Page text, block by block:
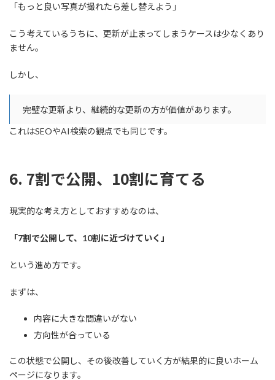
「もっと良い写真が撮れたら差し替えよう」
こう考えているうちに、更新が止まってしまうケースは少なくあり
ません。
しかし、
完璧な更新より、継続的な更新の方が価値があります。
これはSEOやAI検索の観点でも同じです。
6. 7割で公開、10割に育てる
現実的な考え方としておすすめなのは、
「7割で公開して、10割に近づけていく」
という進め方です。
まずは、
内容に大きな間違いがない
方向性が合っている
この状態で公開し、その後改善していく方が結果的に良いホーム
ページになります。